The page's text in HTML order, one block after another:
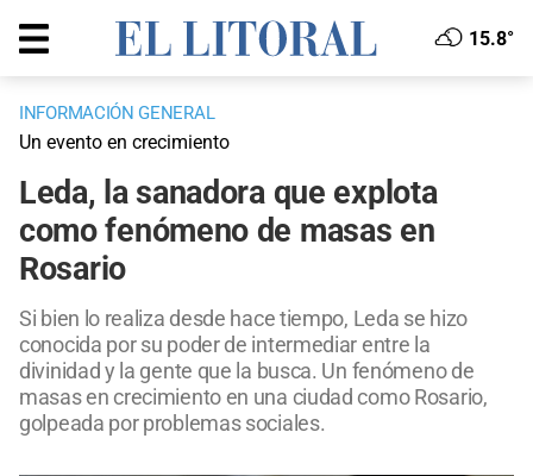
15.8°
INFORMACIÓN GENERAL
Un evento en crecimiento
Leda, la sanadora que explota
como fenómeno de masas en
Rosario
Si bien lo realiza desde hace tiempo, Leda se hizo
conocida por su poder de intermediar entre la
divinidad y la gente que la busca. Un fenómeno de
masas en crecimiento en una ciudad como Rosario,
golpeada por problemas sociales.